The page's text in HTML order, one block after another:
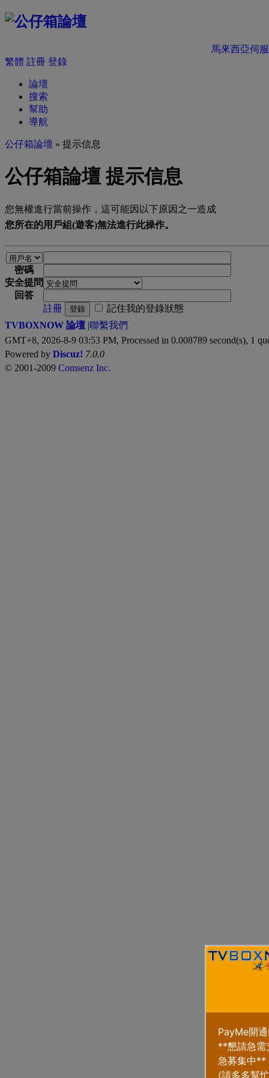
馬來西亞伺
繁體 註冊 登錄
論壇
搜索
幫助
導航
公仔箱論壇 » 提示信息
公仔箱論壇 提示信息
您無權進行當前操作，這可能因以下原因之一造成
您所在的用戶組(遊客)無法進行此操作。
密碼
安全提問
回答
註冊
登錄
記住我的登錄狀態
TVBOXNOW 論壇 |聯繫我們
GMT+8, 2026-8-9 03:53 PM, Processed in 0.008789 second(s), 1
Powered by Discuz! 7.0.0
© 2001-2009 Comsenz Inc.